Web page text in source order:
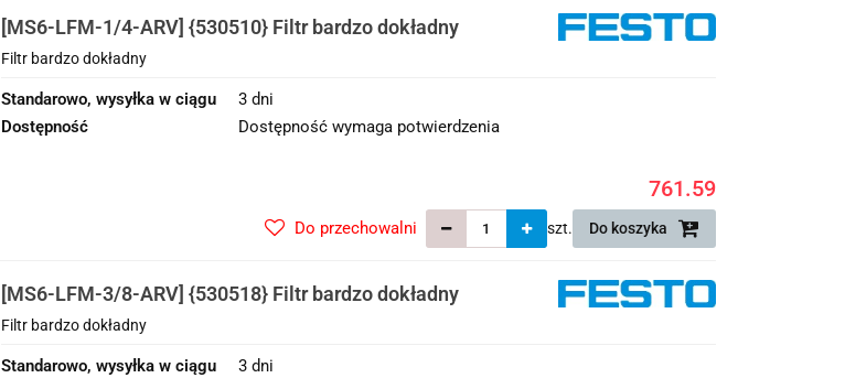
[MS6-LFM-1/4-ARV] {530510} Filtr bardzo dokładny
Filtr bardzo dokładny
Standarowo, wysyłka w ciągu
3 dni
Dostępność
Dostępność wymaga potwierdzenia
761.59
szt. Do koszyka
Do przechowalni
[MS6-LFM-3/8-ARV] {530518} Filtr bardzo dokładny
Filtr bardzo dokładny
Standarowo, wysyłka w ciągu
3 dni